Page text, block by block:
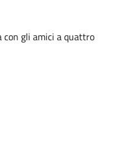
con gli amici a quattro